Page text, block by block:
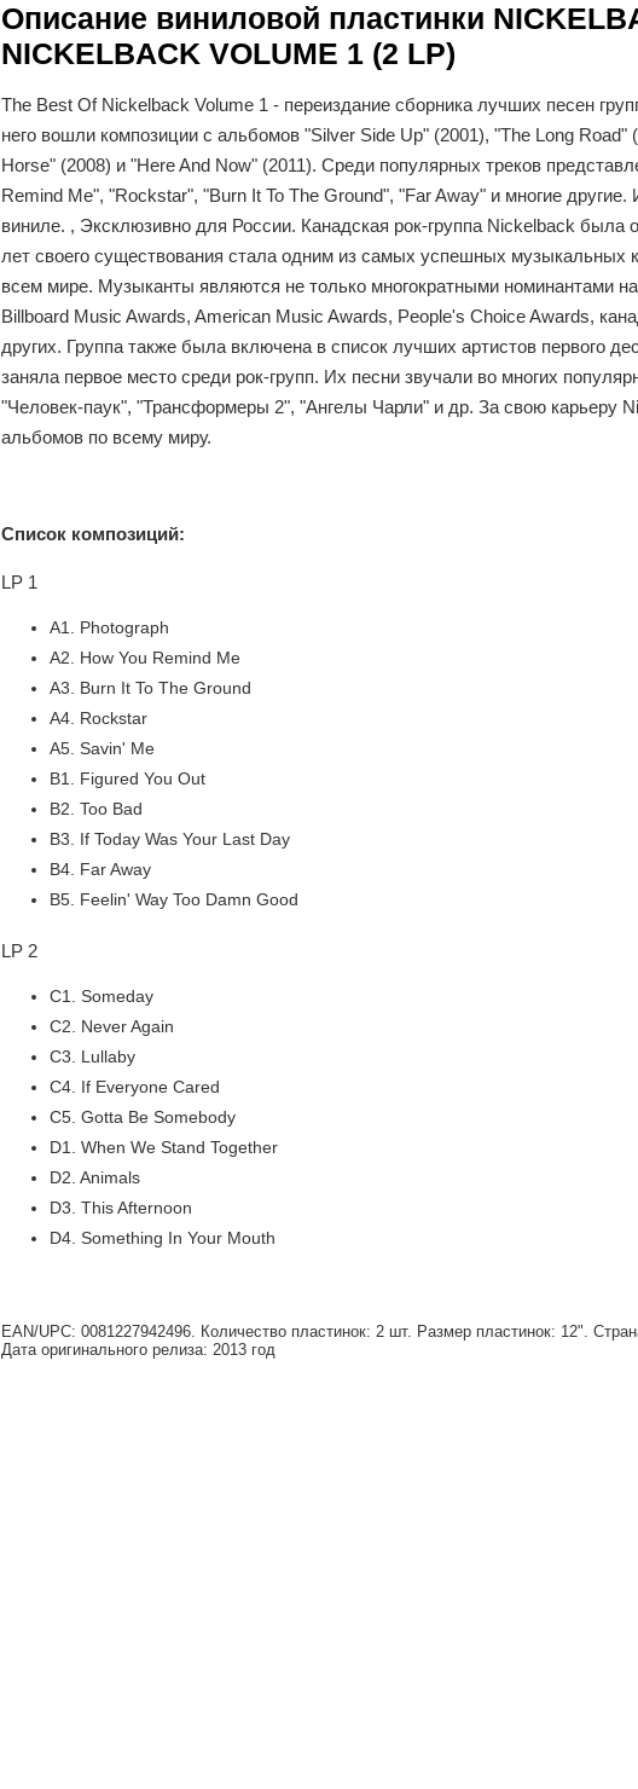
Описание виниловой пластинки
NICKELBACK VOLUME 1 (2 LP)
The Best Of Nickelback Volume 1 - переиздание сборника лучших песен
него вошли композиции с альбомов "Silver Side Up" (2001), "The Long
Horse" (2008) и "Here And Now" (2011). Среди популярных треков
Remind Me", "Rockstar", "Burn It To The Ground", "Far Away" и многие
виниле. , Эксклюзивно для России. Канадская рок-группа Nickelback была
лет своего существования стала одним из самых успешных музыкальных
всем мире. Музыканты являются не только многократными номинантами
Billboard Music Awards, American Music Awards, People's Choice Awards,
других. Группа также была включена в список лучших артистов первого
заняла первое место среди рок-групп. Их песни звучали во многих
"Человек-паук", "Трансформеры 2", "Ангелы Чарли" и др. За свою карьеру
альбомов по всему миру.
Список композиций:
LP 1
A1. Photograph
A2. How You Remind Me
A3. Burn It To The Ground
A4. Rockstar
A5. Savin' Me
B1. Figured You Out
B2. Too Bad
B3. If Today Was Your Last Day
B4. Far Away
B5. Feelin' Way Too Damn Good
LP 2
C1. Someday
C2. Never Again
C3. Lullaby
C4. If Everyone Cared
C5. Gotta Be Somebody
D1. When We Stand Together
D2. Animals
D3. This Afternoon
D4. Something In Your Mouth
EAN/UPC: 0081227942496. Количество пластинок: 2 шт. Размер пластинок: 12".
Дата оригинального релиза: 2013 год